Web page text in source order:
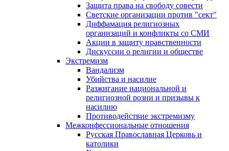
Защита права на свободу совести
Светские организации против "сект"
Диффамация религиозных
организаций и конфликты со СМИ
Акции в защиту нравственности
Дискуссии о религии и обществе
Экстремизм
Вандализм
Убийства и насилие
Разжигание национальной и
религиозной розни и призывы к
насилию
Противодействие экстремизму
Межконфессиональные отношения
Русская Православная Церковь и
католики